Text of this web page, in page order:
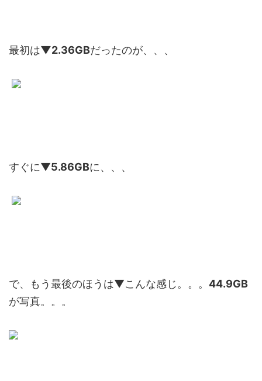
最初は▼2.36GBだったのが、、、
すぐに▼5.86GBに、、、
で、もう最後のほうは▼こんな感じ。。。 44.9GB
が写真。。。